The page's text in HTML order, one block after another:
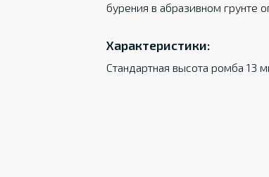
бурения в абразивном грунте
Характеристики:
Стандартная высота ромба